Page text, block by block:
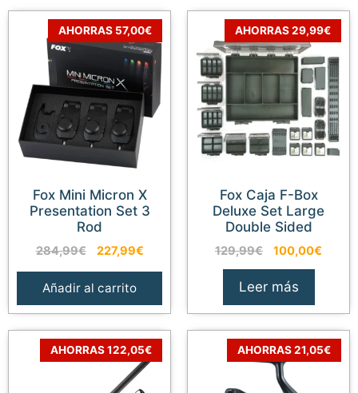
AHORRAS 57,00€
Fox Mini Micron X
Presentation Set 3
Rod
284,99€
El
original
284,99€.
227,99€El
227,99€.
Añadir al carrito
AHORRAS 29,99€
Fox Caja F-Box
Deluxe Set Large
Double Sided
129,99€
El
precio
original
129,99€.
100,00€
Leer más
AHORRAS 122,05€ AHORRAS 21,05€